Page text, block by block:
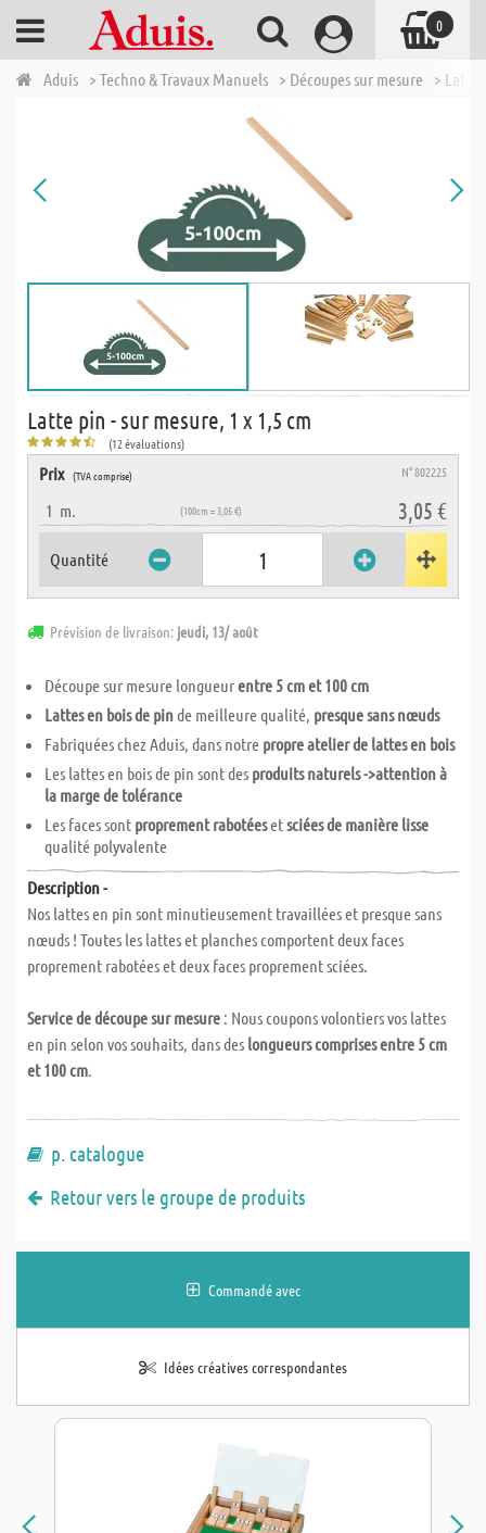
Aduis > Techno & Travaux Manuels > Découpes sur mesure >
Latte pin - sur mesure, 1 x 1,5 cm
(12 évaluations)
Prix (TVA comprise) N° 802225
1 m. (100cm = 3,05 €) 3,05 €
Quantité
Prévision de livraison: jeudi, 13/ août
Découpe sur mesure longueurentre 5 cm et 100 cm
Lattes en bois de pinde meilleure qualité, presque sans nœuds
Fabriquées chez Aduis, dans notre propre atelier de lattes en bois
Les lattes en bois de pin sont des produits naturels ->attention à
la marge de tolérance
Les faces sont proprement rabotéesetsciées de manière lisse
qualité polyvalente
Description -
Nos lattes en pin sont minutieusement travaillées et presque sans
nœuds ! Toutes les lattes et planches comportent deux faces
proprement rabotées et deux faces proprement sciées.
Service de découpe sur mesure : Nous coupons volontiers vos lattes
en pin selon vos souhaits, dans des longueurs comprises entre 5 cm
et 100 cm.
p. catalogue
Retour vers le groupe de produits
Commandé avec
Idées créatives correspondantes
0